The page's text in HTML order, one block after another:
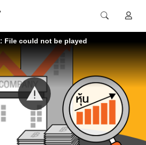
File could not be played